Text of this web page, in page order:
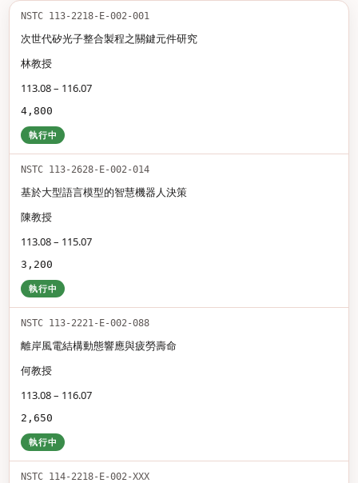
NSTC 113-2218-E-002-001
次世代矽光子整合製程之關鍵元件研究
林教授
113.08 – 116.07
4,800
執行中
NSTC 113-2628-E-002-014
基於大型語言模型的智慧機器人決策
陳教授
113.08 – 115.07
3,200
執行中
NSTC 113-2221-E-002-088
離岸風電結構動態響應與疲勞壽命
何教授
113.08 – 116.07
2,650
執行中
NSTC 114-2218-E-002-XXX